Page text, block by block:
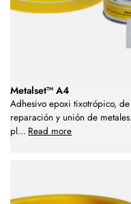
Metalset™ A4
Adhesivo epoxi tixotrópico,
reparación y unión de
pl... Read more